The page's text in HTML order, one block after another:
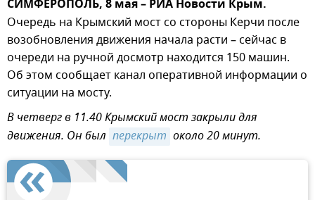
СИМФЕРОПОЛЬ, 8 мая – РИА Новости Крым.
Очередь на Крымский мост со стороны Керчи после
возобновления движения начала расти – сейчас в
очереди на ручной досмотр находится 150 машин.
Об этом сообщает канал оперативной информации о
ситуации на мосту.
В четверг в 11.40 Крымский мост закрыли для
движения. Он был перекрыт около 20 минут.